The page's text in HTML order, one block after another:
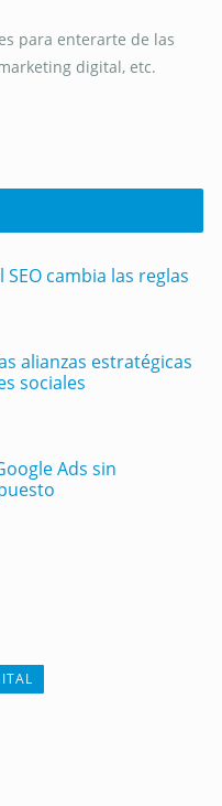
para enterarte de las
digital, etc.
SEO cambia las reglas
alianzas estratégicas
sociales
Ads sin